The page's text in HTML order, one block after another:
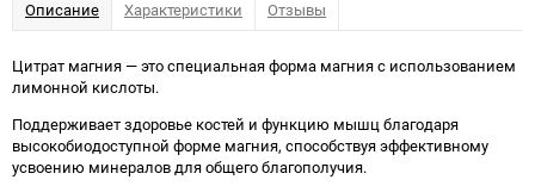
Описание Характеристики Отзывы
Цитрат магния — это специальная форма магния с использованием
лимонной кислоты.
Поддерживает здоровье костей и функцию мышц благодаря
высокобиодоступной форме магния, способствуя эффективному
усвоению минералов для общего благополучия.